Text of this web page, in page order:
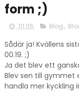
form ;)
01:05 Blog ,
Sådär ja! Kvällens
00.19. ;)
Ja det blev ett
Blev sen till
handla mer kyckling